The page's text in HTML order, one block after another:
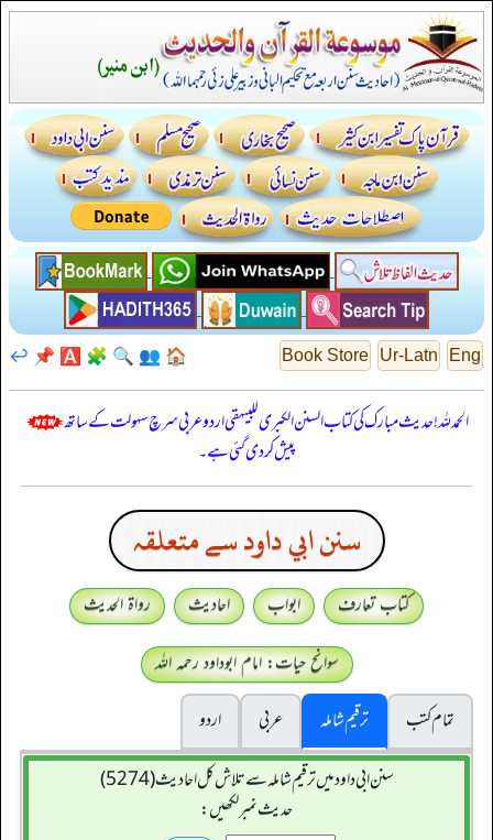
Eng
Ur-Latn
Book Store
🏠
👥
🔍
🧩
🅰️
📌
↩️
الحمدللہ! حدیث مبارک کی کتاب السنن الكبرى للبيهقي اردو عربی سرچ سہولت کے ساتھ
پیش کر دی گئی ہے۔
سنن ابي داود سے متعلقہ
کتاب تعارف ابواب احادیث
رواۃ الحدیث
سوانح حیات: امام ابوداود رحمہ اللہ
تمام کتب
ترقیم شاملہ عربی
اردو
سنن ابي داود میں ترقیم شاملہ سے تلاش کل احادیث (5274)
حدیث نمبر لکھیں: